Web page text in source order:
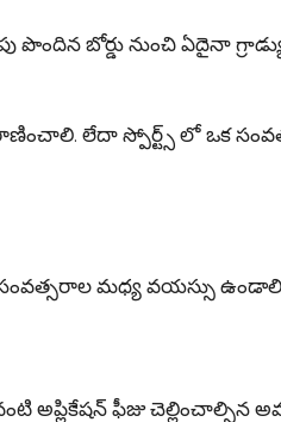
పొందిన బోర్డు నుంచి ఏదైనా
లేదా స్పోర్ట్స్ లో ఒక
సంవత్సరాల మధ్య వయస్సు
అప్లికేషన్ ఫీజు చెల్లించాల్సిన